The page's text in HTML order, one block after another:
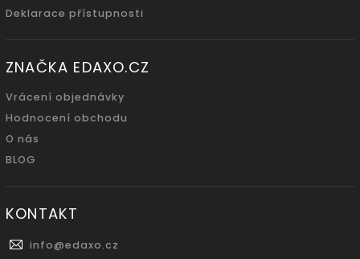
Deklarace přístupnosti
ZNAČKA EDAXO.CZ
Vrácení objednávky
Hodnocení obchodu
O nás
BLOG
KONTAKT
info@edaxo.cz